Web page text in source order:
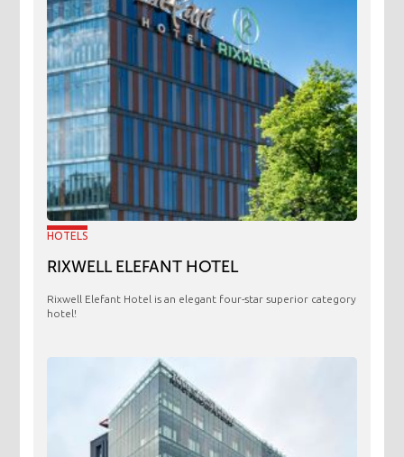
HOTELS
RIXWELL ELEFANT HOTEL
Rixwell Elefant Hotel is an elegant four-star superior category
hotel!